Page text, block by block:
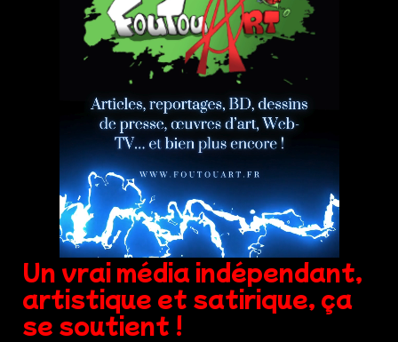
Un vrai média indépendant,
artistique et satirique, ça
se soutient !